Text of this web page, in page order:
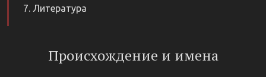
Литература
Происхождение и имена